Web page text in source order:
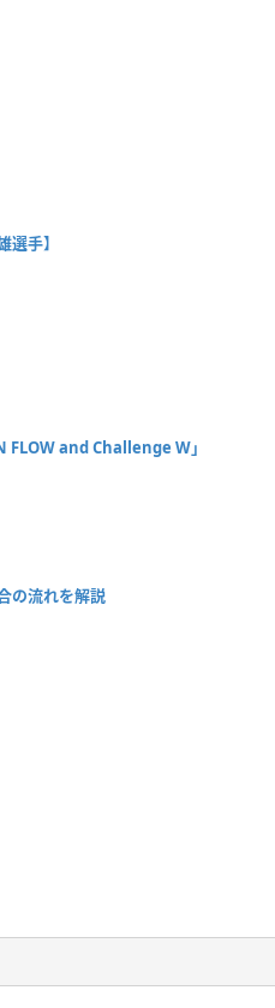
手】
FLOW and Challenge W」
の流れを解説